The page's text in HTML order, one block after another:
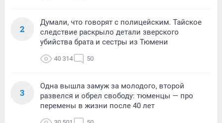
2
Думали, что говорят с полицейским. Тайское
следствие раскрыло детали зверского
убийства брата и сестры из Тюмени
40 314 50
3
Одна вышла замуж за молодого, второй
развелся и обрел свободу: тюменцы — про
перемены в жизни после 40 лет